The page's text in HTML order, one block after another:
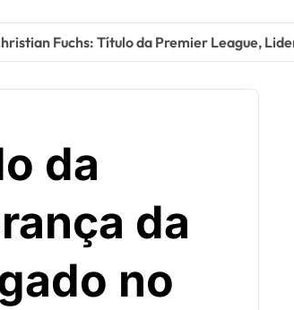
Fuchs: Título da Premier League,
da
da
no